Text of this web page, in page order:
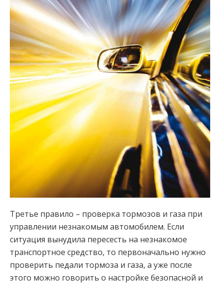
Третье правило – проверка тормозов и газа при
управлении незнакомым автомобилем. Если
ситуация вынудила пересесть на незнакомое
транспортное средство, то первоначально нужно
проверить педали тормоза и газа, а уже после
этого можно говорить о настройке безопасной и